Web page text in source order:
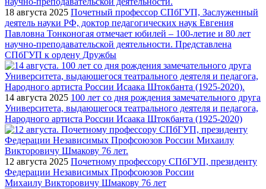
18 августа 2025 Почетный профессор СПбГУП, Заслуженный
деятель науки РФ, доктор педагогических наук Евгения
Павловна Тонконогая отмечает юбилей – 100-летие и 80 лет
научно-преподавательской деятельности. Представлена
СПбГУП к ордену Дружбы
14 августа 2025 100 лет со дня рождения замечательного друга
Университета, выдающегося театрального деятеля и педагога,
Народного артиста России Исаака Штокбанта (1925-2020)
12 августа 2025 Почетному профессору СПбГУП, президенту
Федерации Независимых Профсоюзов России
Михаилу Викторовичу Шмакову 76 лет